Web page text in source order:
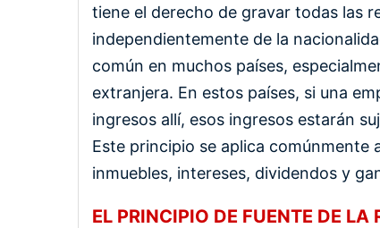
tiene el derecho de gravar todas las
independientemente de la
común en muchos países,
extranjera. En estos países, si una
ingresos allí, esos ingresos estarán
Este principio se aplica comúnmente
inmuebles, intereses, dividendos y
EL PRINCIPIO DE FUENTE DE LA